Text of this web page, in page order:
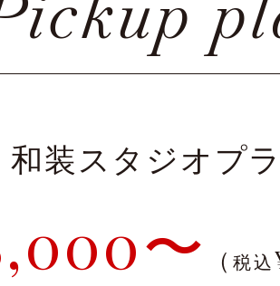
和装スタジオプ
〜 （ 税込